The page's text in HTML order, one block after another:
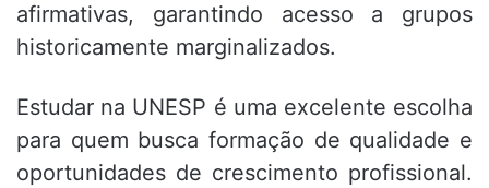
afirmativas, garantindo acesso a grupos
historicamente marginalizados.
Estudar na UNESP é uma excelente escolha
para quem busca formação de qualidade e
oportunidades de crescimento profissional.